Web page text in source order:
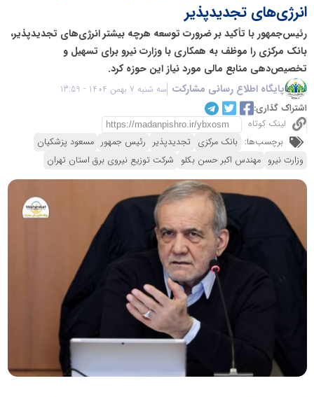
انرژی‌های تجدیدپذیر
رئیس‌جمهور با تأکید بر ضرورت توسعه هرچه بیشتر انرژی‌های تجدیدپذیر،
بانک مرکزی را موظف به همکاری با وزارت نیرو برای تسهیل و
تخصیص‌دهی منابع مالی مورد نیاز این حوزه کرد.
پایگاه اطلاع رسانی مشارکت سه شنبه 7 بهمن 1404 - 13:59
اشتراک گذاری:
لینک کوتاه
برچسب‌ها: بانک مرکزی تجدیدپذیر رئیس جمهور مسعود پزشکیان
وزارت نیرو مهندس اکبر حسن بکلو شرکت توزیع نیروی برق استان تهران